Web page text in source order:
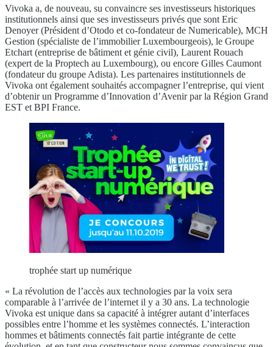
Vivoka a, de nouveau, su convaincre ses investisseurs historiques
institutionnels ainsi que ses investisseurs privés que sont Eric
Denoyer (Président d’Otodo et co-fondateur de Numericable), MCH
Gestion (spécialiste de l’immobilier Luxembourgeois), le Groupe
Etchart (entreprise de bâtiment et génie civil), Laurent Rouach
(expert de la Proptech au Luxembourg), ou encore Gilles Caumont
(fondateur du groupe Adista). Les partenaires institutionnels de
Vivoka ont également souhaités accompagner l’entreprise, qui vient
d’obtenir un Programme d’Innovation d’Avenir par la Région Grand
EST et BPI France.
trophée start up numérique
« La révolution de l’accès aux technologies par la voix sera
comparable à l’arrivée de l’internet il y a 30 ans. La technologie
Vivoka est unique dans sa capacité à intégrer autant d’interfaces
possibles entre l’homme et les systèmes connectés. L’interaction
hommes et bâtiments connectés fait partie intégrante de cette